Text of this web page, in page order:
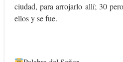
ciudad, para arrojarlo allí; 30
ellos y se fue.